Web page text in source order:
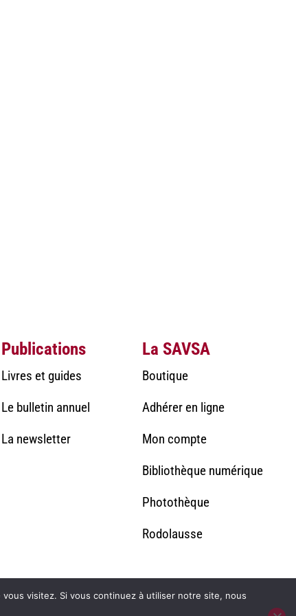
Publications
Livres et guides
Le bulletin annuel
La newsletter
La SAVSA
Boutique
Adhérer en ligne
Mon compte
Bibliothèque numérique
Photothèque
Rodolausse
visitez. Si vous continuez à utiliser notre site, nous